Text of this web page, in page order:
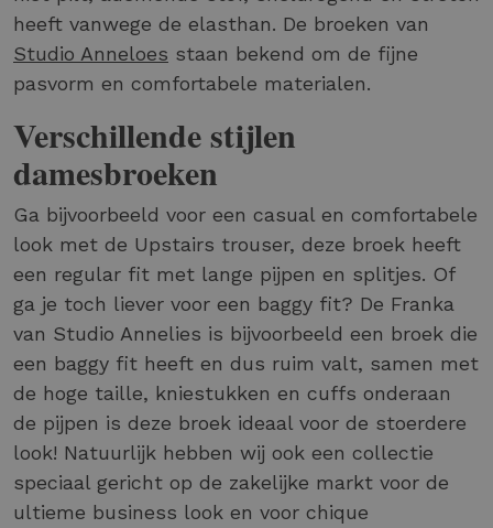
heeft vanwege de elasthan. De broeken van
Studio Anneloes staan bekend om de fijne
pasvorm en comfortabele materialen.
Verschillende stijlen
damesbroeken
Ga bijvoorbeeld voor een casual en comfortabele
look met de Upstairs trouser, deze broek heeft
een regular fit met lange pijpen en splitjes. Of
ga je toch liever voor een baggy fit? De Franka
van Studio Annelies is bijvoorbeeld een broek die
een baggy fit heeft en dus ruim valt, samen met
de hoge taille, kniestukken en cuffs onderaan
de pijpen is deze broek ideaal voor de stoerdere
look! Natuurlijk hebben wij ook een collectie
speciaal gericht op de zakelijke markt voor de
ultieme business look en voor chique